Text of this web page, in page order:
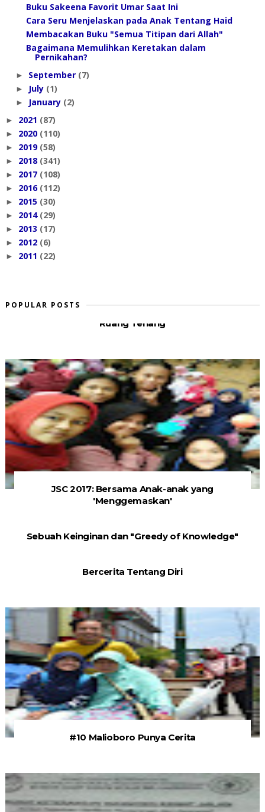
Buku Sakeena Favorit Umar Saat Ini
Cara Seru Menjelaskan pada Anak Tentang Haid
Membacakan Buku "Semua Titipan dari Allah"
Bagaimana Memulihkan Keretakan dalam
Pernikahan?
► September (7)
► July (1)
► January (2)
► 2021 (87)
► 2020 (110)
► 2019 (58)
► 2018 (341)
► 2017 (108)
► 2016 (112)
► 2015 (30)
► 2014 (29)
► 2013 (17)
► 2012 (6)
► 2011 (22)
POPULAR POSTS
Ruang Tenang
JSC 2017: Bersama Anak-anak yang
'Menggemaskan'
Sebuah Keinginan dan "Greedy of Knowledge"
Bercerita Tentang Diri
#10 Malioboro Punya Cerita